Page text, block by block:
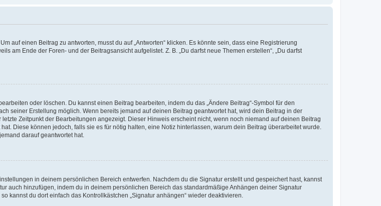
auf einen Beitrag zu antworten, musst du auf „Antworten“ klicken. Es könnte sein, dass eine Registrierung
am Ende der Foren- und der Beitragsansicht aufgelistet. Z. B. „Du darfst neue Themen erstellen“, „Du darfst
oder löschen. Du kannst einen Beitrag bearbeiten, indem du das „Ändere Beitrag“-Symbol für den
seiner Erstellung möglich. Wenn bereits jemand auf deinen Beitrag geantwortet hat, wird dein Beitrag in der
Zeitpunkt der Bearbeitungen angezeigt. Dieser Hinweis erscheint nicht, wenn noch niemand auf deinen Beitrag
Diese können jedoch, falls sie es für nötig halten, eine Notiz hinterlassen, warum dein Beitrag überarbeitet wurde.
darauf geantwortet hat.
in deinem persönlichen Bereich entwerfen. Nachdem du die Signatur erstellt und gespeichert hast, kannst
auch hinzufügen, indem du in deinem persönlichen Bereich das standardmäßige Anhängen deiner Signatur
kannst du dort einfach das Kontrollkästchen „Signatur anhängen“ wieder deaktivieren.